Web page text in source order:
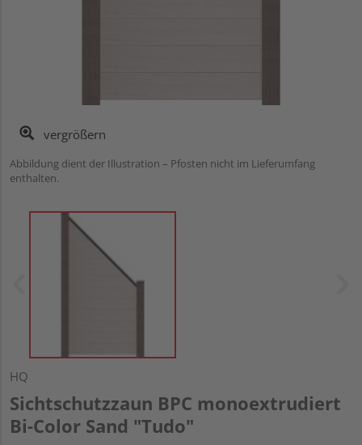
vergrößern
Abbildung dient der Illustration – Pfosten nicht im Lieferumfang
enthalten.
HQ
Sichtschutzzaun BPC monoextrudiert
Bi-Color Sand "Tudo"